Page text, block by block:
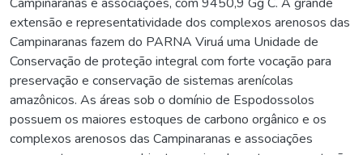
extensão e representatividade dos complexos arenosos das
Campinaranas fazem do PARNA Viruá uma Unidade de
Conservação de proteção integral com forte vocação para
preservação e conservação de sistemas arenícolas
amazônicos. As áreas sob o domínio de Espodossolos
possuem os maiores estoques de carbono orgânico e os
complexos arenosos das Campinaranas e associações